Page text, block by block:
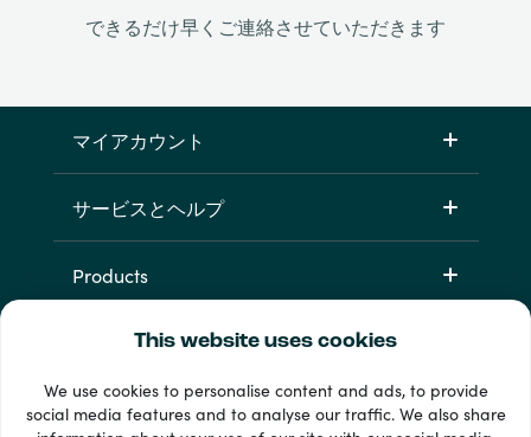
This website uses cookies
We use cookies to personalise content and ads, to provide
social media features and to analyse our traffic. We also share
できるだけ早くご連絡させていただきます
マイアカウント
サービスとヘルプ
Products